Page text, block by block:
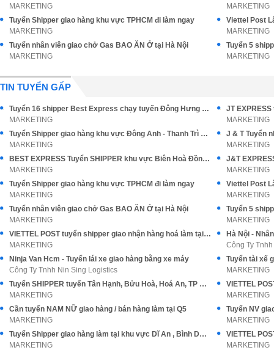
MARKETING
MARKETING
Tuyển Shipper giao hàng khu vực TPHCM đi làm ngay
MARKETING
MARKETING
Tuyển nhân viên giao chở Gas BAO ĂN Ở tại Hà Nội
MARKETING
MARKETING
TIN TUYỂN GẤP
Tuyển 16 shipper Best Express chạy tuyến Đông Hưng Thuận Q12
MARKETING
JT
MARKETING
Tuyển Shipper giao hàng khu vực Đông Anh - Thanh Trì Hà Nội
MARKETING
J & T Tuyển
MARKETING
BEST EXPRESS Tuyển SHIPPER khu vực Biên Hoà Đồng Nai
MARKETING
MARKETING
Tuyển Shipper giao hàng khu vực TPHCM đi làm ngay
MARKETING
MARKETING
Tuyển nhân viên giao chở Gas BAO ĂN Ở tại Hà Nội
MARKETING
MARKETING
VIETTEL POST tuyển shipper giao nhận hàng hoá làm tại Tân Bình
MARKETING
Hà Nội -
Công Ty
Ninja Van Hcm - Tuyển lái xe giao hàng bằng xe máy
Công Ty Tnhh Nin Sing Logistics
MARKETING
Tuyển SHIPPER tuyến Tân Hạnh, Bửu Hoà, Hoá An, TP Biên Hoà ĐN
MARKETING
MARKETING
Cần tuyển NAM NỮ giao hàng / bán hàng làm tại Q5
MARKETING
MARKETING
Tuyển Shipper giao hàng làm tại khu vực Dĩ An , Bình Dương
MARKETING
MARKETING